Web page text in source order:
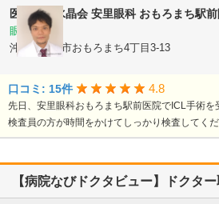
医療法人水晶会 安里眼科 おもろまち駅
眼科
沖縄県那覇市おもろまち4丁目3-13
口コミ: 15件 4.8
先日、安里眼科おもろまち駅前医院でICL手術を
検査員の方が時間をかけてしっかり検査してく
【病院なびドクタビュー】ドクタ